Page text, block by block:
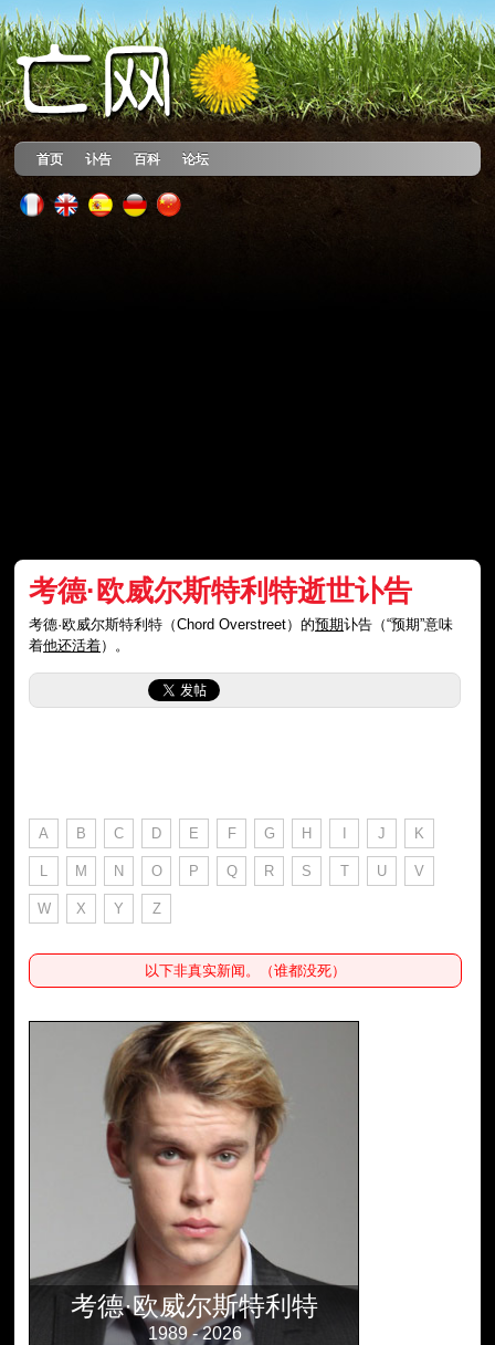
首页 讣告 百科 论坛
考德·欧威尔斯特利特逝世讣告
考德·欧威尔斯特利特（Chord Overstreet）的预期讣告（“预期”意味
着他还活着）。
A B C D E F G H I J K
L M N O P Q R S T U V
W X Y Z
以下非真实新闻。（谁都没死）
考德·欧威尔斯特利特
1989 - 2026